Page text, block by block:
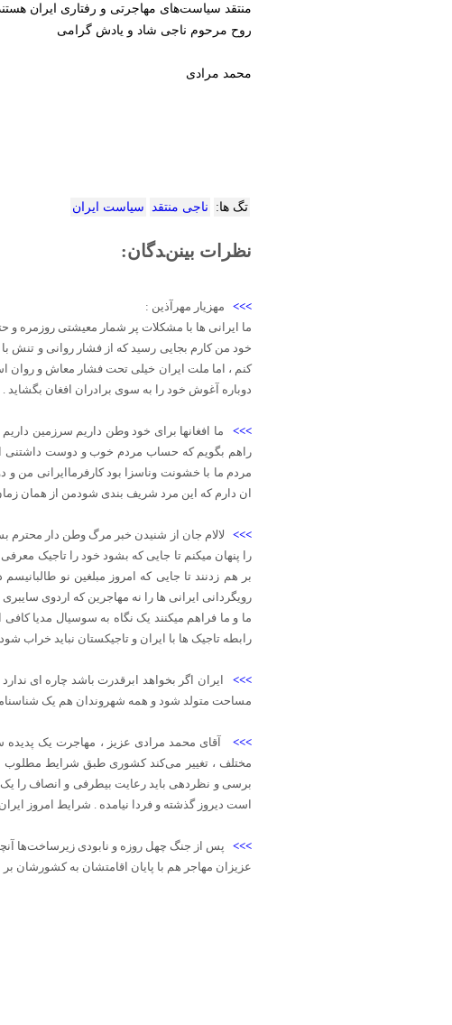
منتقد سیاست‌های مهاجرتی و رفتاری ایران
روح مرحوم ناجی شاد و یادش گرامی
محمد مرادی
تگ ها: ناجی منتقد سیاست ایران
نظرات بینندگان:
>>> مهزیار مهرآذین :
ما ایرانی ها با مشکلات پر شمار معیشتی روزمره و
کنم ، اما ملت ایران خیلی تحت فشار معاش و روان
دوباره آغوش خود را به سوی برادران افغان بگشاید .
>>> ما افغانها برای خود وطن داریم سرزمین
راهم بگویم که حساب مردم خوب و دوست داشتنی
مردم ما با خشونت وناسزا بود کارفرماایرانی من
ان دارم که این مرد شریف بندی شودمن از همان
>>> لالام جان از شنیدن خبر مرگ وطن دار
را پنهان میکنم تا جایی که بشود خود را تاجیک
بر هم زدنند تا جایی که امروز مبلغین نو
رویگردانی ایرانی ها را نه مهاجرین که اردوی
ما و ما فراهم میکنند یک نگاه به سوسیال مدیا کافی
رابطه تاجیک ها با ایران و تاجیکستان نباید خراب
>>>
مساحت متولد شود و همه شهروندان هم یک
>>> آقای محمد مرادی عزیز ، مهاجرت یک پدیده
مختلف ، تغییر می‌کند کشوری طبق شرایط مطلوب
برسی و نظردهی باید رعایت بیطرفی و انصاف را
است دیروز گذشته و فردا نیامده . شرایط امروز
>>> پس از جنگ چهل روزه و نابودی زیرساخت‌ها
عزیزان مهاجر هم با پایان اقامتشان به کشورشان بر